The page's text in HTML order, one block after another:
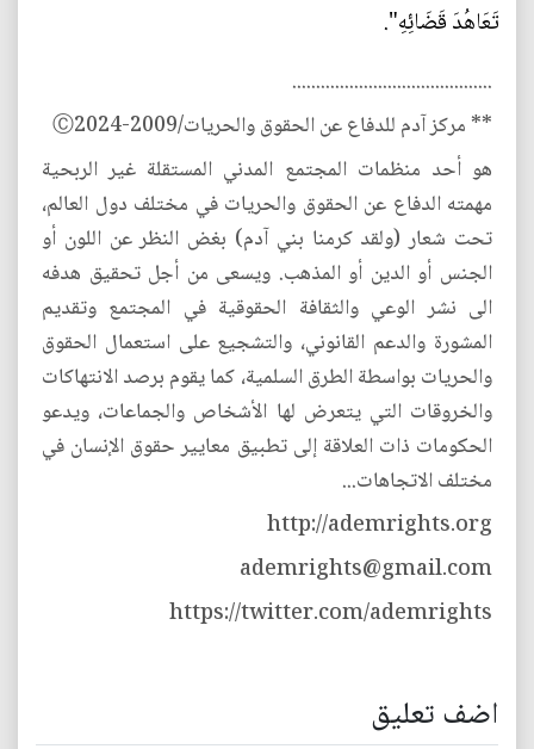
تَعَاهُدَ قَضَائِهِ".
..........................................
** مركز آدم للدفاع عن الحقوق والحريات/2009-Ⓒ2024
هو أحد منظمات المجتمع المدني المستقلة غير الربحية
مهمته الدفاع عن الحقوق والحريات في مختلف دول العالم،
تحت شعار (ولقد كرمنا بني آدم) بغض النظر عن اللون أو
الجنس أو الدين أو المذهب. ويسعى من أجل تحقيق هدفه
الى نشر الوعي والثقافة الحقوقية في المجتمع وتقديم
المشورة والدعم القانوني، والتشجيع على استعمال الحقوق
والحريات بواسطة الطرق السلمية، كما يقوم برصد الانتهاكات
والخروقات التي يتعرض لها الأشخاص والجماعات، ويدعو
الحكومات ذات العلاقة إلى تطبيق معايير حقوق الإنسان في
مختلف الاتجاهات...
http://ademrights.org
ademrights@gmail.com
https://twitter.com/ademrights
اضف تعليق